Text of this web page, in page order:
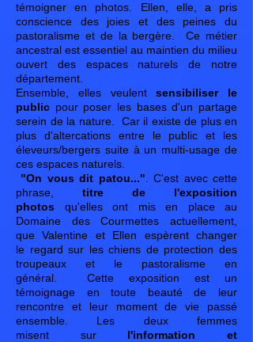
témoigner en photos. Ellen, elle, a pris
conscience des joies et des peines du
pastoralisme et de la bergère. Ce métier
ancestral est essentiel au maintien du milieu
ouvert des espaces naturels de notre
département.
Ensemble, elles veulentsensibiliser le
public pour poser les bases d'un partage
serein de la nature. Car il existe de plus en
plus d'altercations entre le public et les
éleveurs/bergers suite à un multi-usage de
ces espaces naturels.
"On vous dit patou..." . C'est avec cette
phrase,
titre de l'exposition
photos qu'elles ont mis en place au
Domaine des Courmettes actuellement,
que Valentine et Ellen espèrent changer
le regard sur les chiens de protection des
troupeaux et le pastoralisme en
général. Cette exposition est un
témoignage en toute beauté de leur
rencontre et leur moment de vie passé
ensemble. Les deux femmes
misent surl'information et